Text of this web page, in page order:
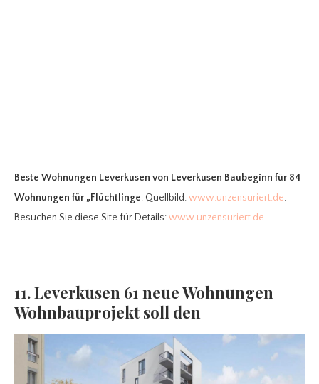
Beste Wohnungen Leverkusen von Leverkusen Baubeginn für 84
Wohnungen für „Flüchtlinge. Quellbild:www.unzensuriert.de.
Besuchen Sie diese Site für Details:www.unzensuriert.de
11. Leverkusen 61 neue Wohnungen
Wohnbauprojekt soll den